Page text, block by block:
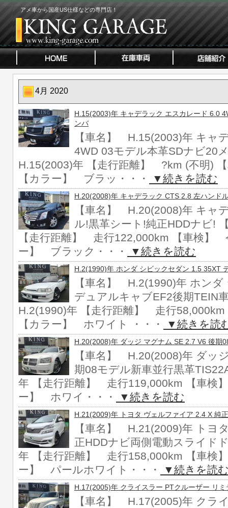
アメ車から国産US仕様などの専門店！
4月 2020
H.15(2003)年 キャデラック エスカレード 6.0
ンバ
【車名】 H.15(2003)年 キャ
4WD 03モデル本革SDナビ
H.15(2003)年 【走行距離】 ?km (不明)
【カラー】 ブラッ・・・
▼続きを読む
H.20(2008)年 キャデラック CTS 2.8 左ハンド
【車名】 H.20(2008)年 キャ
ル!黒革シート!純正HDDナビ!
【走行距離】 走行122,000km 【車検】
ー】 ブラック・・・
▼続きを読む
H.2(1990)年 ホンダ シビックセダン 1.5 35XT
【車名】 H.2(1990)年 ホン
デュアルキャブEF2後期
H.2(1990)年 【走行距離】 走行
【カラー】 ホワイト ・・・
▼続きを読
H.20(2008)年 ダッジ マグナム SE 2.7 V6 後期
【車名】 H.20(2008)年 ダッ
期08モデル新車並行黒革
年 【走行距離】 走行119,000km 【車検
ー】 ホワイ・・・
▼続きを読む
H.21(2009)年 トヨタ ヴェルファイア 2.4 X 純
【車名】 H.21(2009)年 トヨ
正HDDナビ両側電動スライド
年 【走行距離】 走行158,000km 【車検
ー】 パールホワイト・・・
▼続きを読
H.17(2005)年 クライスラー PTクルーザー リ
【車名】 H.17(2005)年 クラ